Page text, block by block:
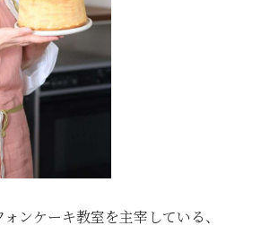
ンケーキ教室を主宰している、